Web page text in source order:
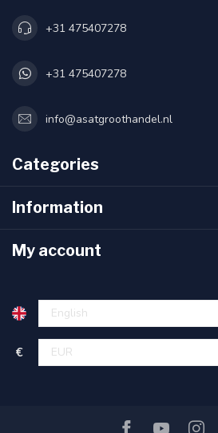
+31 475407278
+31 475407278
info@asatgroothandel.nl
Categories
Information
My account
€